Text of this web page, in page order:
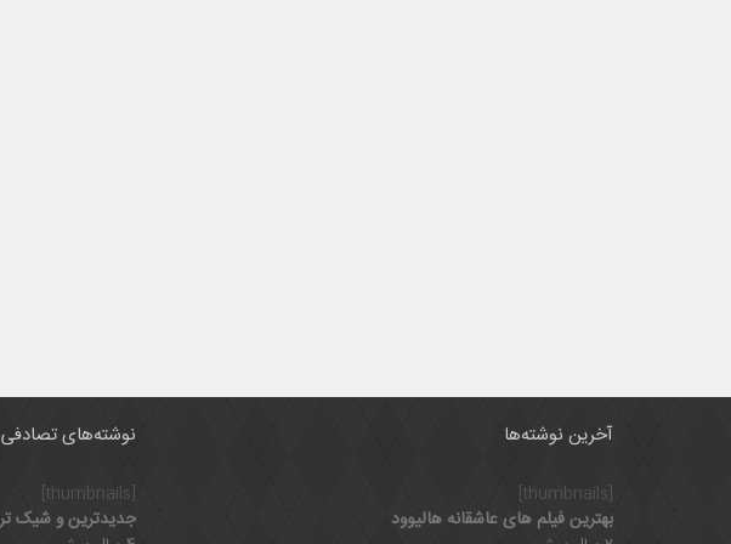
آخرین نوشته‌ها
بهترین فیلم های عاشقانه هالیوود
نوشته‌های تصادفی
[thumbnails]